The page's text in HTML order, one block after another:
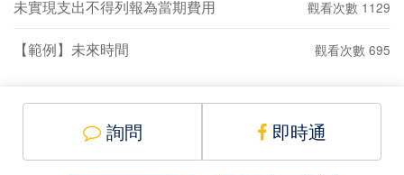
未實現支出不得列報為當期費用
觀看次數 1129
【範例】未來時間 觀看次數 695
詢問 即時通